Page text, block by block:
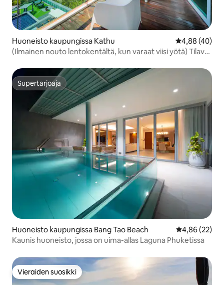
Huoneisto kaupungissa Kathu
4,88 (40)
(Ilmainen nouto lentokentältä, kun varaat viisi yötä) Tilava
Supertarjoaja
Supertarjoaja
Huoneisto kaupungissa Bang Tao Beach
4,86 (22)
Kaunis huoneisto, jossa on uima-allas Laguna Phuketissa
Vieraiden suosikki
Vieraiden suosikki